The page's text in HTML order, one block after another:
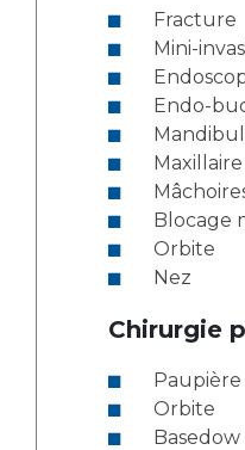
Fracture
Mini-
Endo-
Maxillaire
Blocage
Orbite
Nez
Chirurgie
Paupière
Orbite
Basedow